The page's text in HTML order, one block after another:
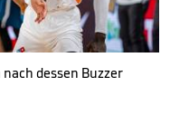
dessen Buzzer